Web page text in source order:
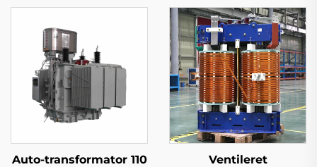
Auto-transformator 110
Ventileret